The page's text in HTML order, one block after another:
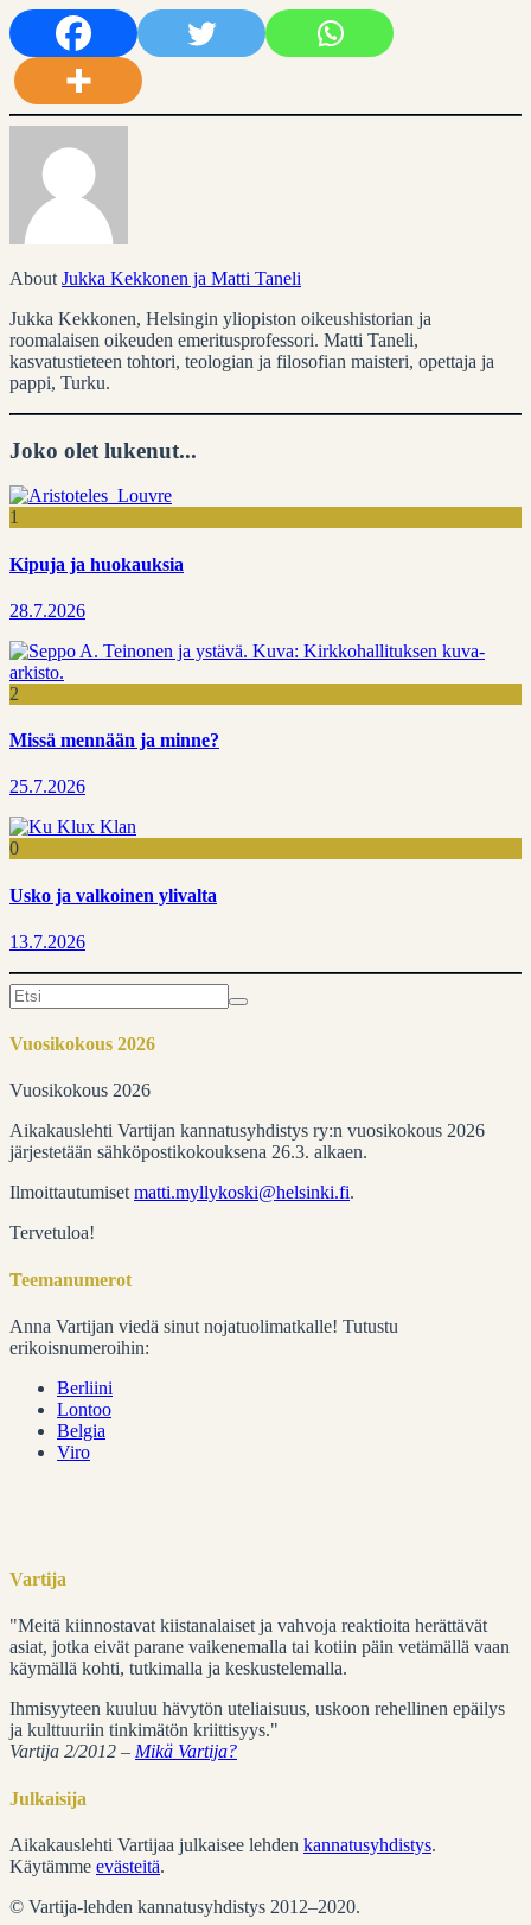
About Jukka Kekkonen ja Matti Taneli
Jukka Kekkonen, Helsingin yliopiston oikeushistorian ja
roomalaisen oikeuden emeritusprofessori. Matti Taneli,
kasvatustieteen tohtori, teologian ja filosofian maisteri, opettaja ja
pappi, Turku.
Joko olet lukenut...
1
Kipuja ja huokauksia
28.7.2026
2
Missä mennään ja minne?
25.7.2026
0
Usko ja valkoinen ylivalta
13.7.2026
Search
for:
Vuosikokous 2026
Vuosikokous 2026
Aikakauslehti Vartijan kannatusyhdistys ry:n vuosikokous 2026
järjestetään sähköpostikokouksena 26.3. alkaen.
Ilmoittautumiset matti.myllykoski@helsinki.fi.
Tervetuloa!
Teemanumerot
Anna Vartijan viedä sinut nojatuolimatkalle! Tutustu
erikoisnumeroihin:
Berliini
Lontoo
Belgia
Viro
Vartija
"Meitä kiinnostavat kiistanalaiset ja vahvoja reaktioita herättävät
asiat, jotka eivät parane vaikenemalla tai kotiin päin vetämällä vaan
käymällä kohti, tutkimalla ja keskustelemalla.
Ihmisyyteen kuuluu hävytön uteliaisuus, uskoon rehellinen epäilys
ja kulttuuriin tinkimätön kriittisyys."
Vartija 2/2012 – Mikä Vartija?
Julkaisija
Aikakauslehti Vartijaa julkaisee lehden kannatusyhdistys.
Käytämme evästeitä.
© Vartija-lehden kannatusyhdistys 2012–2020.